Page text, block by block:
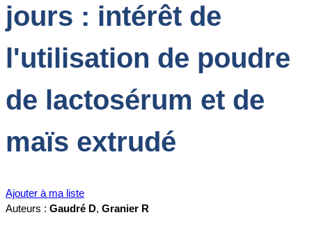
jours : intérêt de
l'utilisation de poudre
de lactosérum et de
maïs extrudé
Ajouter à ma liste
Auteurs : Gaudré D, Granier R